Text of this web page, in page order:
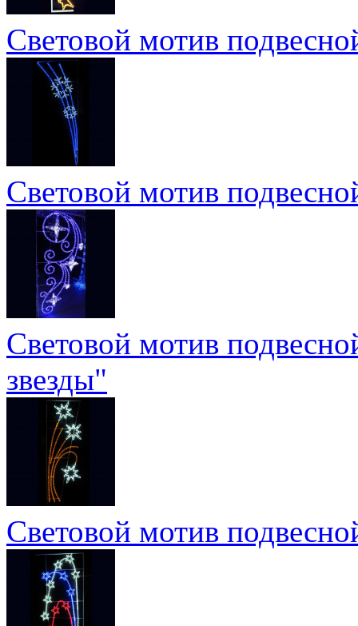
Световой мотив
Световой мотив
Световой мотив
звезды"
Световой мотив